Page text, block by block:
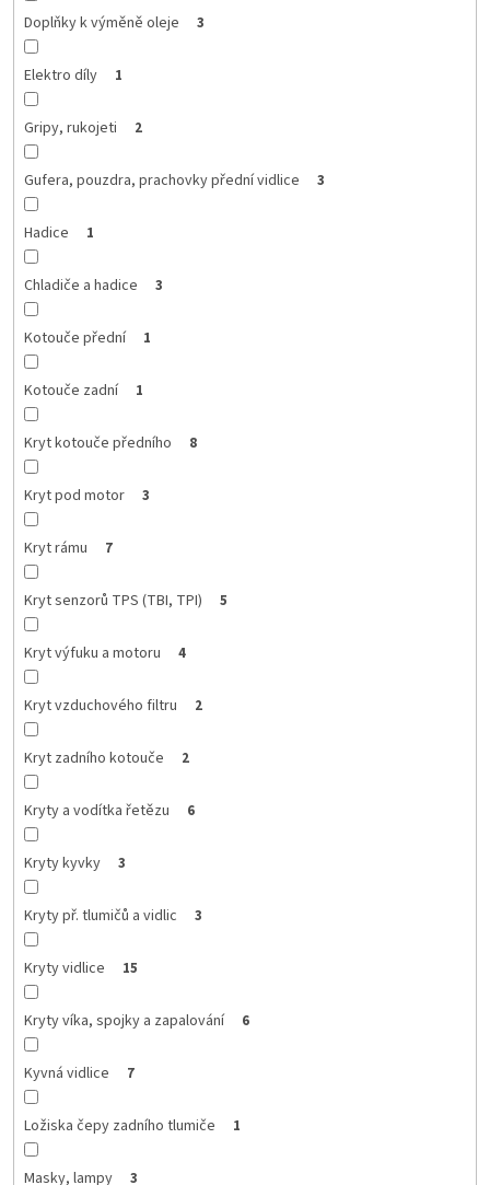
Doplňky k výměně oleje 3
Elektro díly 1
Gripy, rukojeti 2
Gufera, pouzdra, prachovky přední vidlice 3
Hadice 1
Chladiče a hadice 3
Kotouče přední 1
Kotouče zadní 1
Kryt kotouče předního 8
Kryt pod motor 3
Kryt rámu 7
Kryt senzorů TPS (TBI, TPI) 5
Kryt výfuku a motoru 4
Kryt vzduchového filtru 2
Kryt zadního kotouče 2
Kryty a vodítka řetězu 6
Kryty kyvky 3
Kryty př. tlumičů a vidlic 3
Kryty vidlice 15
Kryty víka, spojky a zapalování 6
Kyvná vidlice 7
Ložiska čepy zadního tlumiče 1
Masky, lampy 3